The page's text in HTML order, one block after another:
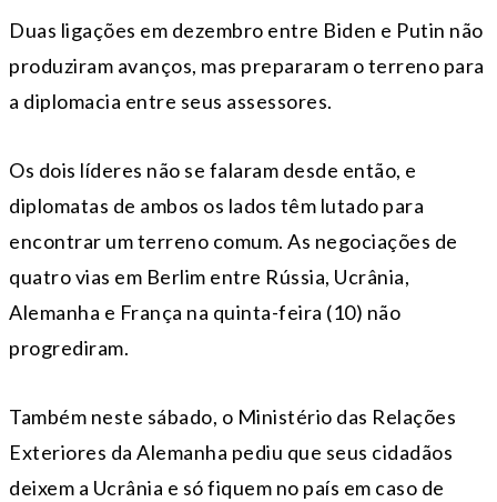
Duas ligações em dezembro entre Biden e Putin não
produziram avanços, mas prepararam o terreno para
a diplomacia entre seus assessores.
Os dois líderes não se falaram desde então, e
diplomatas de ambos os lados têm lutado para
encontrar um terreno comum. As negociações de
quatro vias em Berlim entre Rússia, Ucrânia,
Alemanha e França na quinta-feira (10) não
progrediram.
Também neste sábado, o Ministério das Relações
Exteriores da Alemanha pediu que seus cidadãos
deixem a Ucrânia e só fiquem no país em caso de